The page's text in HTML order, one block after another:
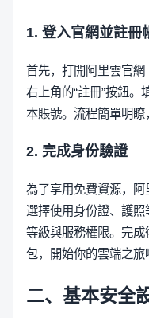
1. 登入官網並註冊
首先，打開阿里雲官網
右上角的“註冊”按鈕
本賬號。流程簡單明瞭
2. 完成身份驗證
為了享用免費資源，
選擇使用身份證、護
等級與服務權限。完
包，開始你的雲端之旅
二、基本安全